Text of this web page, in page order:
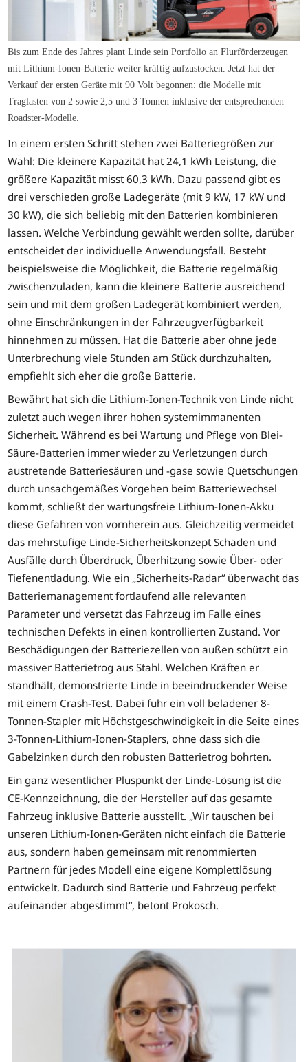
Bis zum Ende des Jahres plant Linde sein Portfolio an Flurförderzeugen
mit Lithium-Ionen-Batterie weiter kräftig aufzustocken. Jetzt hat der
Verkauf der ersten Geräte mit 90 Volt begonnen: die Modelle mit
Traglasten von 2 sowie 2,5 und 3 Tonnen inklusive der entsprechenden
Roadster-Modelle.
In einem ersten Schritt stehen zwei Batteriegrößen zur
Wahl: Die kleinere Kapazität hat 24,1 kWh Leistung, die
größere Kapazität misst 60,3 kWh. Dazu passend gibt es
drei verschieden große Ladegeräte (mit 9 kW, 17 kW und
30 kW), die sich beliebig mit den Batterien kombinieren
lassen. Welche Verbindung gewählt werden sollte, darüber
entscheidet der individuelle Anwendungsfall. Besteht
beispielsweise die Möglichkeit, die Batterie regelmäßig
zwischenzuladen, kann die kleinere Batterie ausreichend
sein und mit dem großen Ladegerät kombiniert werden,
ohne Einschränkungen in der Fahrzeugverfügbarkeit
hinnehmen zu müssen. Hat die Batterie aber ohne jede
Unterbrechung viele Stunden am Stück durchzuhalten,
empfiehlt sich eher die große Batterie.
Bewährt hat sich die Lithium-Ionen-Technik von Linde nicht
zuletzt auch wegen ihrer hohen systemimmanenten
Sicherheit. Während es bei Wartung und Pflege von Blei-
Säure-Batterien immer wieder zu Verletzungen durch
austretende Batteriesäuren und -gase sowie Quetschungen
durch unsachgemäßes Vorgehen beim Batteriewechsel
kommt, schließt der wartungsfreie Lithium-Ionen-Akku
diese Gefahren von vornherein aus. Gleichzeitig vermeidet
das mehrstufige Linde-Sicherheitskonzept Schäden und
Ausfälle durch Überdruck, Überhitzung sowie Über- oder
Tiefenentladung. Wie ein „Sicherheits-Radar“ überwacht das
Batteriemanagement fortlaufend alle relevanten
Parameter und versetzt das Fahrzeug im Falle eines
technischen Defekts in einen kontrollierten Zustand. Vor
Beschädigungen der Batteriezellen von außen schützt ein
massiver Batterietrog aus Stahl. Welchen Kräften er
standhält, demonstrierte Linde in beeindruckender Weise
mit einem Crash-Test. Dabei fuhr ein voll beladener 8-
Tonnen-Stapler mit Höchstgeschwindigkeit in die Seite eines
3-Tonnen-Lithium-Ionen-Staplers, ohne dass sich die
Gabelzinken durch den robusten Batterietrog bohrten.
Ein ganz wesentlicher Pluspunkt der Linde-Lösung ist die
CE-Kennzeichnung, die der Hersteller auf das gesamte
Fahrzeug inklusive Batterie ausstellt. „Wir tauschen bei
unseren Lithium-Ionen-Geräten nicht einfach die Batterie
aus, sondern haben gemeinsam mit renommierten
Partnern für jedes Modell eine eigene Komplettlösung
entwickelt. Dadurch sind Batterie und Fahrzeug perfekt
aufeinander abgestimmt“, betont Prokosch.